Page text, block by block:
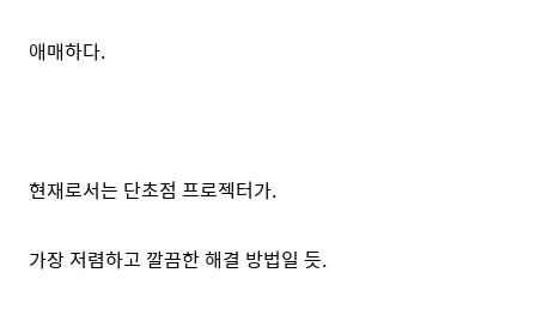
애매하다.
현재로서는 단초점 프로젝터가.
가장 저렴하고 깔끔한 해결 방법일 듯.